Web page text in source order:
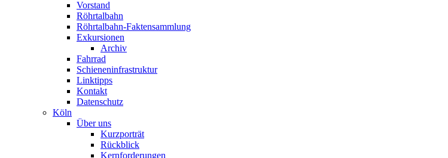
Vorstand
Röhrtalbahn
Röhrtalbahn-Faktensammlung
Exkursionen
Archiv
Fahrrad
Schieneninfrastruktur
Linktipps
Kontakt
Datenschutz
Köln
Über uns
Kurzporträt
Rückblick
Kernforderungen